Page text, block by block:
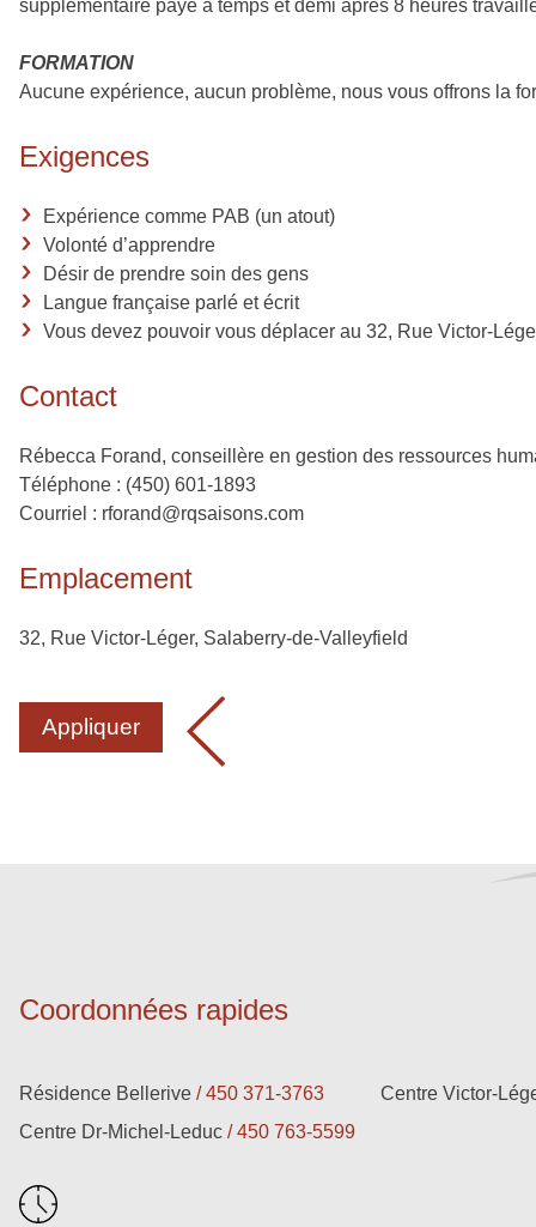
supplémentaire payé à temps et demi après 8 heures
FORMATION
Aucune expérience, aucun problème, nous vous offrons la
Exigences
Expérience comme PAB (un atout)
Volonté d’apprendre
Désir de prendre soin des gens
Langue française parlé et écrit
Vous devez pouvoir vous déplacer au 32, Rue Victor-
Contact
Rébecca Forand, conseillère en gestion des ressources
Téléphone : (450) 601-1893
Courriel : rforand@rqsaisons.com
Emplacement
32, Rue Victor-Léger, Salaberry-de-Valleyfield
Appliquer
Coordonnées rapides
Résidence Bellerive 450 371-3763
Centre Victor-
Centre Dr-Michel-Leduc
450 763-5599